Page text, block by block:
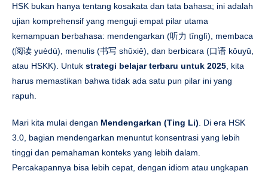
HSK bukan hanya tentang kosakata dan tata bahasa; ini adalah
ujian komprehensif yang menguji empat pilar utama
kemampuan berbahasa: mendengarkan (听力 tīnglì), membaca
(阅读 yuèdú), menulis (书写 shūxiě), dan berbicara (口语 kǒuyǔ,
atau HSKK). Untuk strategi belajar terbaru untuk 2025 , kita
harus memastikan bahwa tidak ada satu pun pilar ini yang
rapuh.
Mari kita mulai dengan Mendengarkan (Ting Li). Di era HSK
3.0, bagian mendengarkan menuntut konsentrasi yang lebih
tinggi dan pemahaman konteks yang lebih dalam.
Percakapannya bisa lebih cepat, dengan idiom atau ungkapan